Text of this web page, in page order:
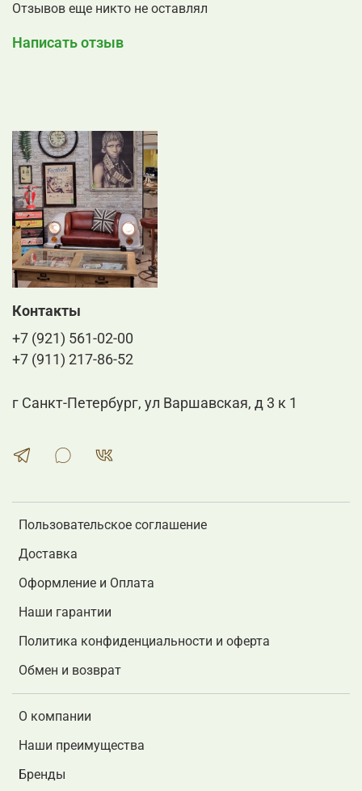
Отзывов еще никто не оставлял
Написать отзыв
Пользовательское соглашение
Доставка
Оформление и Оплата
Наши гарантии
Политика конфиденциальности и оферта
Обмен и возврат
О компании
Наши преимущества
Бренды
Контакты
+7 (921) 561-02-00
+7 (911) 217-86-52
г Санкт-Петербург, ул Варшавская, д 3 к 1